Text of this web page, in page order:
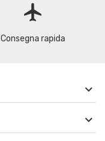
flight
Consegna rapida

